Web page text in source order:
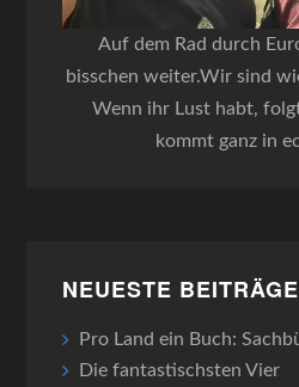
Auf dem Rad durch
bisschen weiter.Wir sind
Wenn ihr Lust habt,
kommt ganz in
NEUESTE BEITRÄGE
Pro Land ein Buch:
Die fantastischsten Vier